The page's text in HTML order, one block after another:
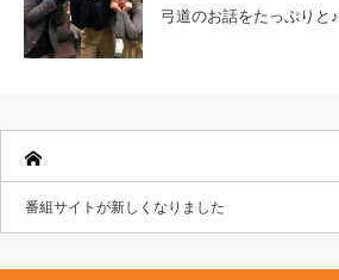
弓道のお話をたっぷりと♪
番組サイトが新しくなりました